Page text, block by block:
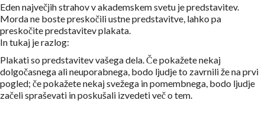
Eden največjih strahov v akademskem svetu je predstavitev.
Morda ne boste preskočili ustne predstavitve, lahko pa
preskočite predstavitev plakata.
In tukaj je razlog:
Plakati so predstavitev vašega dela. Če pokažete nekaj
dolgočasnega ali neuporabnega, bodo ljudje to zavrnili že na prvi
pogled; če pokažete nekaj svežega in pomembnega, bodo ljudje
začeli spraševati in poskušali izvedeti več o tem.